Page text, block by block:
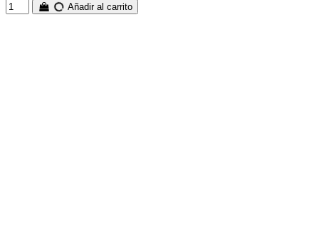
Añadir al carrito